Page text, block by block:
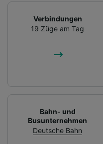
Verbindungen
19 Züge am Tag
Bahn- und
Busunternehmen
Deutsche Bahn